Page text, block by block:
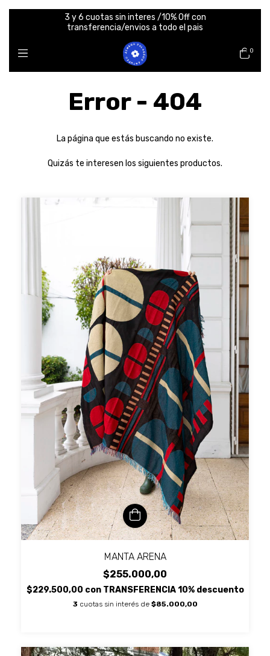
3 y 6 cuotas sin interes /10% Off con
transferencia/envios a todo el pais
0
Error - 404
La página que estás buscando no existe.
Quizás te interesen los siguientes productos.
MANTA ARENA
$255.000,00
$229.500,00 con TRANSFERENCIA 10% descuento
3 cuotas sin interés de $85.000,00